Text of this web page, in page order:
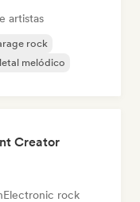
artistas
rock
melódico
Creator
Electronic rock